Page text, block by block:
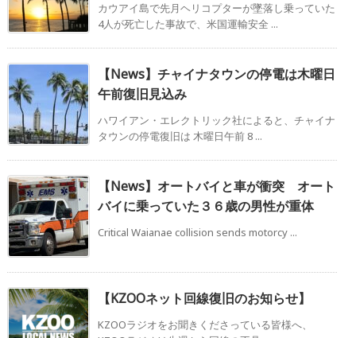
カウアイ島で先月ヘリコプターが墜落し乗っていた
4人が死亡した事故で、米国運輸安全 ...
【News】チャイナタウンの停電は木曜日
午前復旧見込み
ハワイアン・エレクトリック社によると、チャイナ
タウンの停電復旧は 木曜日午前 8 ...
【News】オートバイと車が衝突 オート
バイに乗っていた３６歳の男性が重体
Critical Waianae collision sends motorcy ...
【KZOOネット回線復旧のお知らせ】
KZOOラジオをお聞きくださっている皆様へ、